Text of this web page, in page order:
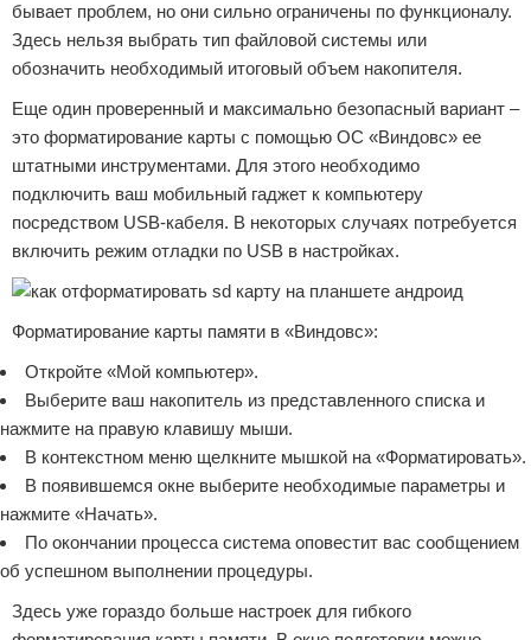
бывает проблем, но они сильно ограничены по функционалу.
Здесь нельзя выбрать тип файловой системы или
обозначить необходимый итоговый объем накопителя.
Еще один проверенный и максимально безопасный вариант –
это форматирование карты с помощью ОС «Виндовс» ее
штатными инструментами. Для этого необходимо
подключить ваш мобильный гаджет к компьютеру
посредством USB-кабеля. В некоторых случаях потребуется
включить режим отладки по USB в настройках.
Форматирование карты памяти в «Виндовс»:
Откройте «Мой компьютер».
Выберите ваш накопитель из представленного списка и
нажмите на правую клавишу мыши.
В контекстном меню щелкните мышкой на «Форматировать».
В появившемся окне выберите необходимые параметры и
нажмите «Начать».
По окончании процесса система оповестит вас сообщением
об успешном выполнении процедуры.
Здесь уже гораздо больше настроек для гибкого